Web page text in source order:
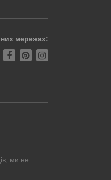
мережах:
ми не